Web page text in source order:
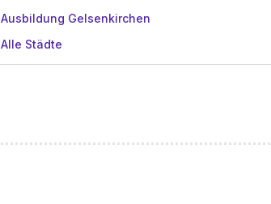
Ausbildung Gelsenkirchen
Alle Städte